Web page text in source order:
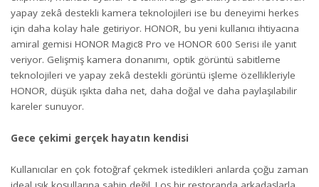
yapay zekâ destekli kamera teknolojileri ise bu deneyimi herkes
için daha kolay hale getiriyor. HONOR, bu yeni kullanıcı ihtiyacına
amiral gemisi HONOR Magic8 Pro ve HONOR 600 Serisi ile yanıt
veriyor. Gelişmiş kamera donanımı, optik görüntü sabitleme
teknolojileri ve yapay zekâ destekli görüntü işleme özellikleriyle
HONOR, düşük ışıkta daha net, daha doğal ve daha paylaşılabilir
kareler sunuyor.
Gece çekimi gerçek hayatın kendisi
Kullanıcılar en çok fotoğraf çekmek istedikleri anlarda çoğu zaman